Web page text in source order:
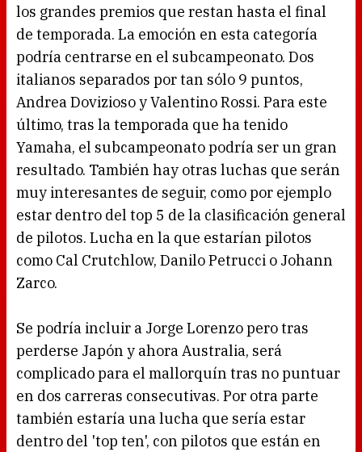
los grandes premios que restan hasta el final
de temporada. La emoción en esta categoría
podría centrarse en el subcampeonato. Dos
italianos separados por tan sólo 9 puntos,
Andrea Dovizioso y Valentino Rossi. Para este
último, tras la temporada que ha tenido
Yamaha, el subcampeonato podría ser un gran
resultado. También hay otras luchas que serán
muy interesantes de seguir, como por ejemplo
estar dentro del top 5 de la clasificación general
de pilotos. Lucha en la que estarían pilotos
como Cal Crutchlow, Danilo Petrucci o Johann
Zarco.
Se podría incluir a Jorge Lorenzo pero tras
perderse Japón y ahora Australia, será
complicado para el mallorquín tras no puntuar
en dos carreras consecutivas. Por otra parte
también estaría una lucha que sería estar
dentro del 'top ten', con pilotos que están en